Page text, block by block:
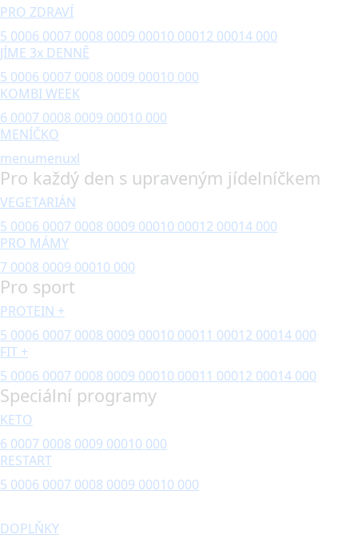
PRO ZDRAVÍ
5 0006 0007 0008 0009 00010 00012 00014 000
JÍME 3x DENNĚ
5 0006 0007 0008 0009 00010 000
KOMBI WEEK
6 0007 0008 0009 00010 000
MENÍČKO
menumenuxl
Pro každý den s upraveným jídelníčkem
VEGETARIÁN
5 0006 0007 0008 0009 00010 00012 00014 000
PRO MÁMY
7 0008 0009 00010 000
Pro sport
PROTEIN +
5 0006 0007 0008 0009 00010 00011 00012 00014 000
FIT +
5 0006 0007 0008 0009 00010 00011 00012 00014 000
Speciální programy
KETO
6 0007 0008 0009 00010 000
RESTART
5 0006 0007 0008 0009 00010 000
DOPLŇKY